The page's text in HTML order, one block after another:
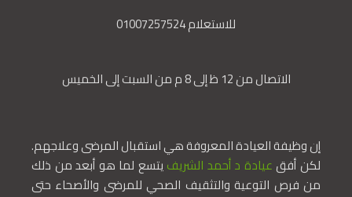
للاستعلام 01007257524
الاتصال من 12 ظ إلى 8 م من السبت إلى الخميس
إن وظيفة العيادة المعروفة هي استقبال المرضى وعلاجهم.
لكن أفق عيادة د أحمد الشريفيتسع لما هو أبعد من ذلك
من فرص التوعية والتثقيف الصحي للمرضى والأصحاء حتى